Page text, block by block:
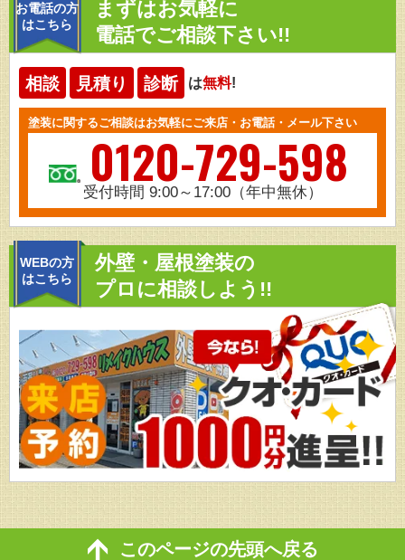
お電話の方
はこちら
まずはお気軽に
電話でご相談下さい!!
相談 見積り 診断 は無料!
塗装に関するご相談はお気軽にご来店・お電話・メール下さい
0120-729-598
受付時間 9:00～17:00（年中無休）
WEBの方
はこちら
外壁・屋根塗装の
プロに相談しよう!!
このページの先頭へ戻る